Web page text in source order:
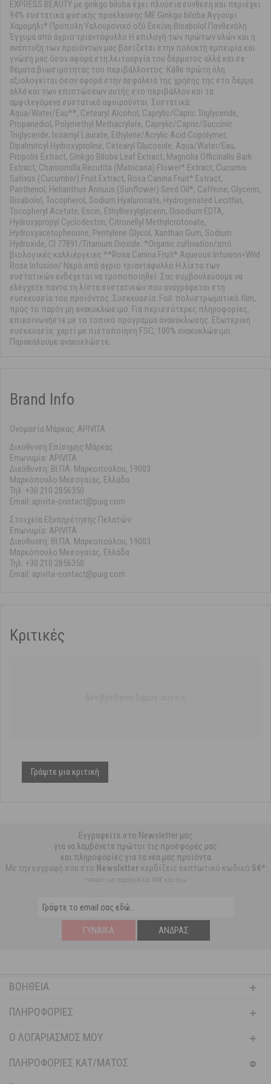
EXPRESS BEAUTY με ginkgo biloba έχει πλούσια σύνθεση και περιέχει
94% συστατικά φυσικής προέλευσης ΜΕ Ginkgo biloba Αγγούρι
Χαμομήλι* Πρόπολη Υαλουρονικό οξύ Εσκίνη Bisabolol Πανθενόλη
Έγχυμα από άγριο τριαντάφυλλο Η επιλογή των πρώτων υλών και η
ανάπτυξη των προϊόντων μας βασίζεται στην πολυετή εμπειρία και
γνώση μας όσον αφορά στη λειτουργία του δέρματος αλλά και σε
θέματα βιωσιμότητας του περιβάλλοντος. Κάθε πρώτη ύλη
αξιολογείται όσον αφορά στην ασφάλεια της χρήσης της στο δέρμα
αλλά και των επιπτώσεων αυτής στο περιβάλλον και τα
αμφιλεγόμενα συστατικά αφαιρούνται. Συστατικά:
Aqua/Water/Eau**, Cetearyl Alcohol, Caprylic/Capric Triglyceride,
Propanediol, Polymethyl Methacrylate, Caprylic/Capric/Succinic
Triglyceride, Isoamyl Laurate, Ethylene/Acrylic Acid Copolymer,
Dipalmitoyl Hydroxyproline, Cetearyl Glucoside, Aqua/Water/Eau,
Propolis Extract, Ginkgo Biloba Leaf Extract, Magnolia Officinalis Bark
Extract, Chamomilla Recutita (Matricaria) Flower* Extract, Cucumis
Sativus (Cucumber) Fruit Extract, Rosa Canina Fruit* Extract,
Panthenol, Helianthus Annuus (Sunflower) Seed Oil*, Caffeine, Glycerin,
Bisabolol, Tocopherol, Sodium Hyaluronate, Hydrogenated Lecithin,
Tocopheryl Acetate, Escin, Ethylhexylglycerin, Disodium EDTA,
Hydroxypropyl Cyclodextrin, Citronellyl Methylcrotonate,
Hydroxyacetophenone, Pentylene Glycol, Xanthan Gum, Sodium
Hydroxide, CI 77891/Titanium Dioxide. *Organic cultivation/από
βιολογικές καλλιέργειες **Rosa Canina Fruit* Aqueous Infusion=Wild
Rose Infusion/ Νερό από άγριο τριαντάφυλλο Η λίστα των
συστατικών ενδέχεται να τροποποιηθεί. Σας συμβουλεύουμε να
ελέγχετε πάντα τη λίστα συστατικών που αναγράφεται στη
συσκευασία του προϊόντος. Συσκευασία: Foil: πολυστρωματικό film,
προς το παρόν μη ανακυκλώσιμο. Για περισσότερες πληροφορίες,
επικοινωνήστε με το τοπικό πρόγραμμα ανακύκλωσης. Εξωτερική
συσκευασία: χαρτί με πιστοποίηση FSC, 100% ανακυκλώσιμο.
Παρακαλούμε ανακυκλώστε.
Brand Info
Ονομασία Μάρκας: APIVITA
Διεύθυνση Επίσημης Μάρκας
Επωνυμία: APIVITA
Διεύθυνση: ΒΙ.ΠΑ. Μαρκοπούλου, 19003
Μαρκόπουλο Μεσογαίας, Ελλάδα
Τηλ: +30 210 2856350
Email: apivita-contact@puig.com
Στοιχεία Εξυπηρέτησης Πελατών:
Επωνυμία: APIVITA
Διεύθυνση: ΒΙ.ΠΑ. Μαρκοπούλου, 19003
Μαρκόπουλο Μεσογαίας, Ελλάδα
Τηλ: +30 210 2856350
Email: apivita-contact@puig.com
Κριτικές
Γράψτε μια κριτική
Εγγραφείτε στο Newsletter μας
για να λαμβάνετε πρώτοι τις προσφορές μας
και πληροφορίες για τα νέα μας προϊόντα
Με την εγγραφή σου στο Newsletter κερδίζεις εκπτωτικό κωδικό 5€*
*ισχύει για παραγγελία 59€ και άνω
ΓΥΝΑΊΚΑ ΆΝΔΡΑΣ
ΒΟΉΘΕΙΑ
ΠΛΗΡΟΦΟΡΊΕΣ
Ο ΛΟΓΑΡΙΑΣΜΌΣ ΜΟΥ
ΠΛΗΡΟΦΟΡΙΕΣ ΚΑΤ/ΜΑΤΟΣ